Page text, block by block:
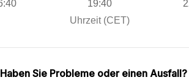
Haben Sie Probleme oder einen Ausfall?